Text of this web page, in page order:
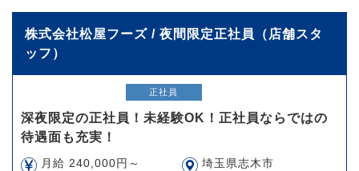
株式会社松屋フーズ / 夜間限定正社員（店舗スタ
ッフ）
正社員
深夜限定の正社員！未経験OK！正社員ならではの
待遇面も充実！
月給 240,000円～ 埼玉県志木市